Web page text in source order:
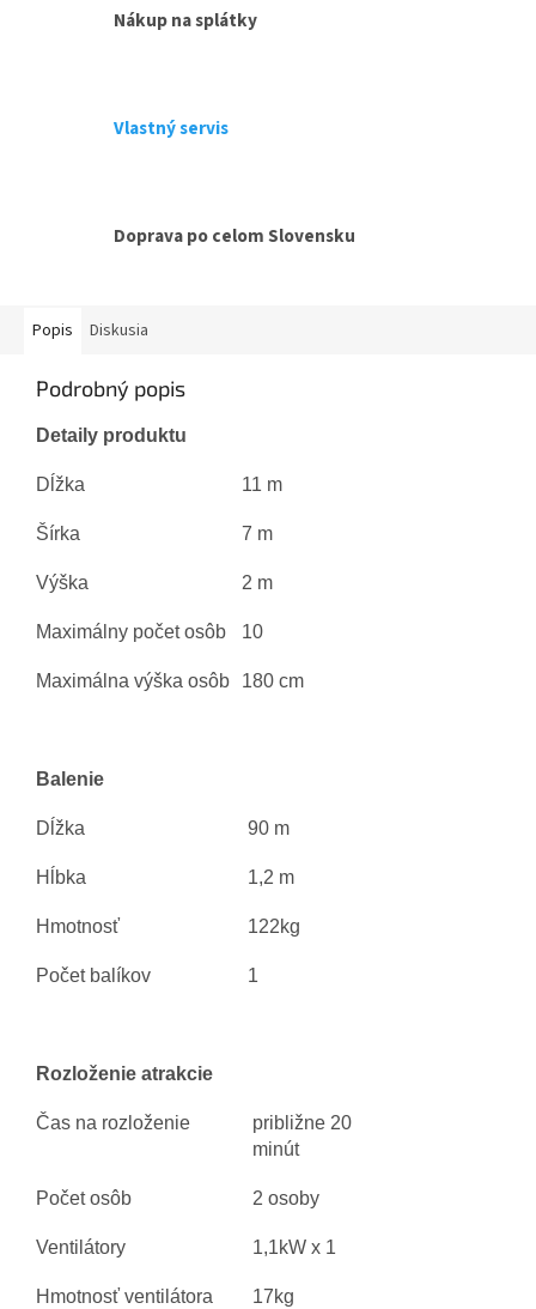
Nákup na splátky
Vlastný servis
Doprava po celom Slovensku
Popis Diskusia
Podrobný popis
Detaily produktu
Dĺžka 11 m
Šírka 7 m
Výška 2 m
Maximálny počet osôb 10
Maximálna výška osôb 180 cm
Balenie
Dĺžka 90 m
Hĺbka 1,2 m
Hmotnosť 122kg
Počet balíkov 1
Rozloženie atrakcie
Čas na rozloženie
približne 20
minút
Počet osôb 2 osoby
Ventilátory 1,1kW x 1
Hmotnosť ventilátora 17kg